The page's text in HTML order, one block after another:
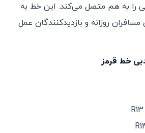
را به هم متصل می‌کند. این خط به
روزانه و بازدیدکنندگان عمل
خط قرمز